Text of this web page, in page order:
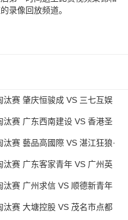
录像回放频道。
赛 肇庆恒骏成 VS 三七互娱
赛 广东西南建设 VS 香港圣
赛 藝品高國際 VS 湛江狂狼·
赛 广东客家青年 VS 广州英
赛 广州求信 VS 顺德新青年
赛 大塘控股 VS 茂名市点都